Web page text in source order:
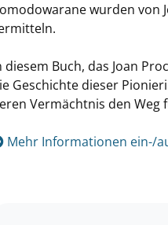
wurden von
diesem Buch, das Joan
Geschichte dieser
Vermächtnis den
Mehr Informationen ein-/